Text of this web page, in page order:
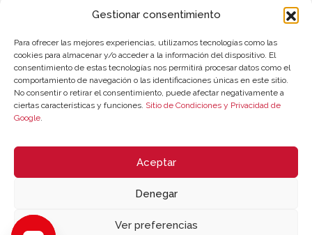
Gestionar consentimiento
Para ofrecer las mejores experiencias, utilizamos tecnologías como las
cookies para almacenar y/o acceder a la información del dispositivo. El
consentimiento de estas tecnologías nos permitirá procesar datos como el
comportamiento de navegación o las identificaciones únicas en este sitio.
No consentir o retirar el consentimiento, puede afectar negativamente a
ciertas características y funciones. Sitio de Condiciones y Privacidad de
Google.
Aceptar
Denegar
Ver preferencias
Preguntas frecuentes
© 2026 ZYCLE OFFICIAL | The Latest Technology for your Workouts
Todos los derechos reservados